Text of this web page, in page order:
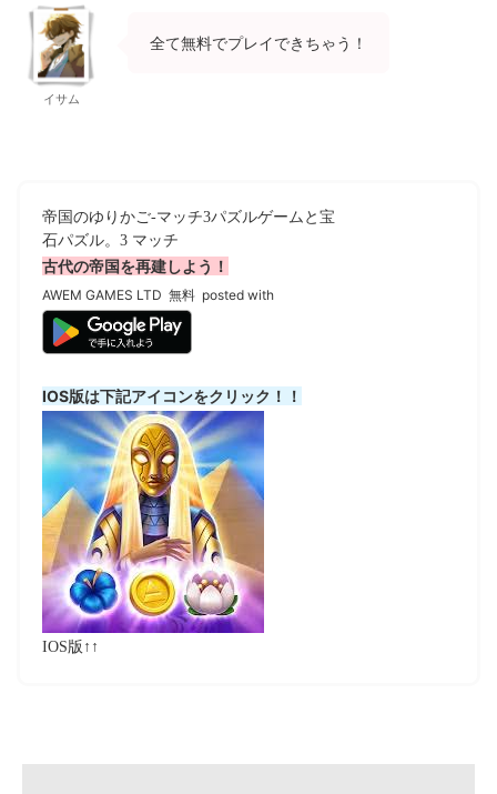
イサム
全て無料でプレイできちゃう！
帝国のゆりかご-マッチ3パズルゲームと宝
石パズル。3 マッチ
古代の帝国を再建しよう！
AWEM GAMES LTD 無料 posted with
IOS版は下記アイコンをクリック！！
IOS版↑↑